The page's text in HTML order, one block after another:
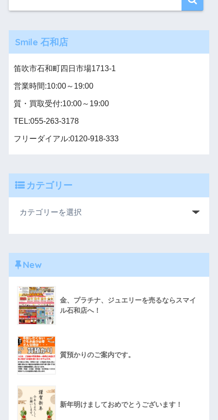
Smile 石和店
笛吹市石和町四日市場1713-1
営業時間:10:00～19:00
質・買取受付:10:00～19:00
TEL:055-263-3178
フリーダイアル:0120-918-333
カテゴリー
New
金、プラチナ、ジュエリーを売るならスマイ
ル石和店へ！
質預かりのご案内です。
新年明けましておめでとうございます！